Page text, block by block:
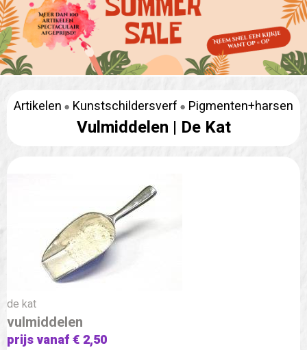
Artikelen Kunstschildersverf Pigmenten+harsen
Vulmiddelen | De Kat
de kat
vulmiddelen
prijs vanaf € 2,50